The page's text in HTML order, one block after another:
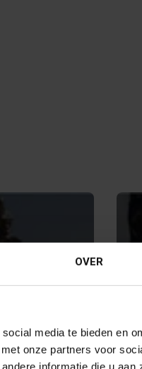
OVER
media te bieden en
onze partners voor
informatie die u aan
Prejudiciële
familierecht.